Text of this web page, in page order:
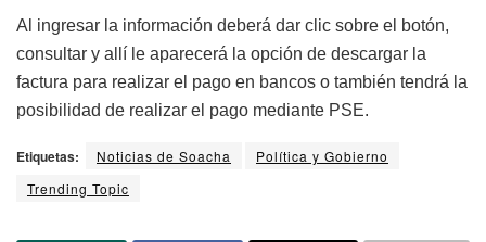
Al ingresar la información deberá dar clic sobre el botón,
consultar y allí le aparecerá la opción de descargar la
factura para realizar el pago en bancos o también tendrá la
posibilidad de realizar el pago mediante PSE.
Etiquetas: Noticias de Soacha
Política y Gobierno
Trending Topic